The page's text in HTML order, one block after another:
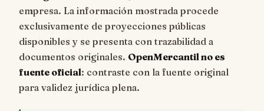
empresa. La información mostrada procede
exclusivamente de proyecciones públicas
disponibles y se presenta con trazabilidad a
documentos originales. OpenMercantil no es
fuente oficial: contraste con la fuente original
para validez jurídica plena.